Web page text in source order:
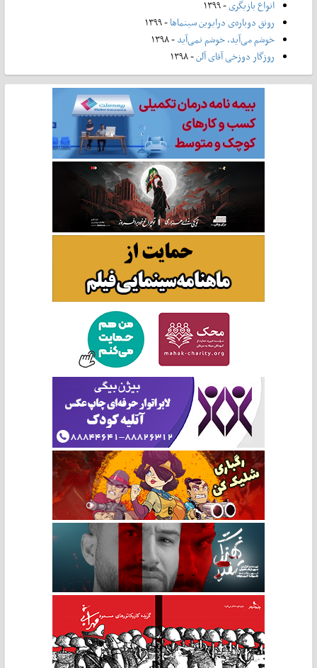
انواع بازیگری- ۱۳۹۹
رونق دوباره‌ی درایوین سینماها- ۱۳۹۹
خوشم می‌آید، خوشم نمی‌آید- ۱۳۹۸
روزگار دوزخی آقای آلن- ۱۳۹۸